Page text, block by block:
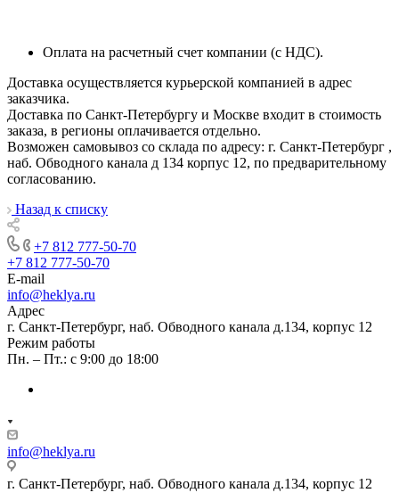
Оплата на расчетный счет компании (с НДС).
Доставка осуществляется курьерской компанией в адрес
заказчика.
Доставка по Санкт-Петербургу и Москве входит в стоимость
заказа, в регионы оплачивается отдельно.
Возможен самовывоз со склада по адресу: г. Санкт-Петербург ,
наб. Обводного канала д 134 корпус 12, по предварительному
согласованию.
Назад к списку
+7 812 777-50-70
+7 812 777-50-70
E-mail
info@heklya.ru
Адрес
г. Санкт-Петербург, наб. Обводного канала д.134, корпус 12
Режим работы
Пн. – Пт.: с 9:00 до 18:00
info@heklya.ru
г. Санкт-Петербург, наб. Обводного канала д.134, корпус 12